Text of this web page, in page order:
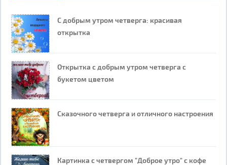
С добрым утром четверга: красивая
открытка
Открытка с добрым утром четверга с
букетом цветом
Сказочного четверга и отличного настроения
Картинка с четвергом "Доброе утро" с кофе